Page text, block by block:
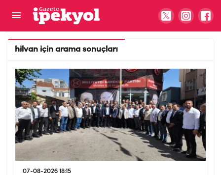
hilvan için arama sonuçları
07-08-2026 18:15